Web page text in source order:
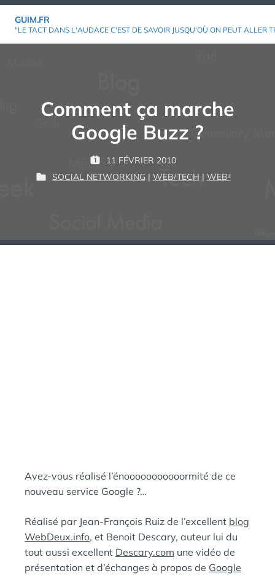
Aller
GUIM.FR
"LE TACT DANS L'AUDACE C'EST DE SAVOIR JUSQU'OÙ ON PEUT ALLER
Comment ça marche
Google Buzz ?
P
U
L
11 FÉVRIER 2010
A
G
P
SOCIAL NETWORKING | WEB/TECH | WEB²
Avez-vous réalisé l’énooooooooooormité de ce
nouveau service Google ?…
Réalisé par Jean-François Ruiz de l’excellent blog
WebDeux.info, et Benoit Descary, auteur lui du
tout aussi excellent Descary.com une vidéo de
présentation et d’échanges à propos de Google